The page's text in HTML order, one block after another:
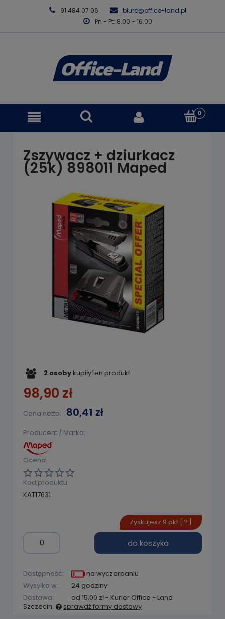
91 484 07 06
biuro@office-land.pl
Pn - Pt: 8.00 - 16.00
Zszywacz + dziurkacz
(25k) 898011 Maped
2 osoby kupiłyten produkt
98,90 zł
Cena netto: 80,41 zł
Ocena:
Producent / Marka:
Kod produktu:
KAT17631
do koszyka
Zyskujesz 9 pkt [ ? ]
Dostępność:
na wyczerpaniu
Wysyłka w:
24 godziny
Dostawa:
od 15,00 zł- Kurier Office - Land
Szczecin
sprawdź formy dostawy